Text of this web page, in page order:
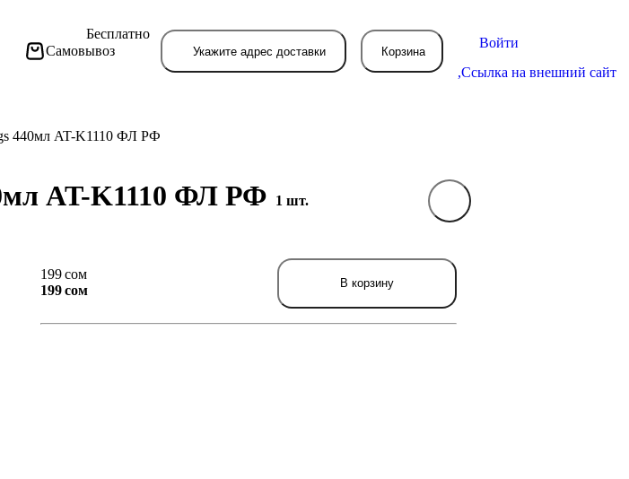
Самовывоз
Бесплатно
Укажите адрес доставки Корзина
Войти
,Ссылка на внешний сайт
440мл AT-K1110 ФЛ РФ
AT-K1110 ФЛ РФ 1 шт.
199 сом
199 сом
В корзину
В вашей корзине
Тут появятся товары, которые вы закажете.